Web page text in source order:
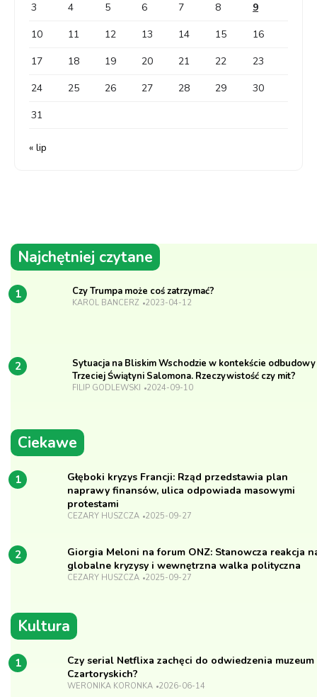
3
4 5 6 7 8
9
10
11 12 13 14 15
16
17
18 19 20 21 22
23
24
25 26 27 28 29
30
31
« lip
Najchętniej czytane
1 Czy Trumpa może coś zatrzymać?
KAROL BANCERZ 2023-04-12
2
Sytuacja na Bliskim Wschodzie w kontekście odbudowy
Trzeciej Świątyni Salomona. Rzeczywistość czy mit?
FILIP GODLEWSKI 2024-09-10
Ciekawe
1
Głęboki kryzys Francji: Rząd przedstawia plan
naprawy finansów, ulica odpowiada masowymi
protestami
CEZARY HUSZCZA 2025-09-27
2
Giorgia Meloni na forum ONZ: Stanowcza reakcja
globalne kryzysy i wewnętrzna walka polityczna
CEZARY HUSZCZA 2025-09-27
Kultura
1
Czy serial Netflixa zachęci do odwiedzenia muzeum
Czartoryskich?
WERONIKA KORONKA 2026-06-14